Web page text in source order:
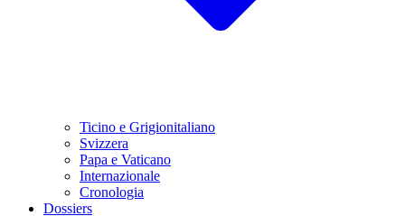
Ticino e Grigionitaliano
Svizzera
Papa e Vaticano
Internazionale
Cronologia
Dossiers